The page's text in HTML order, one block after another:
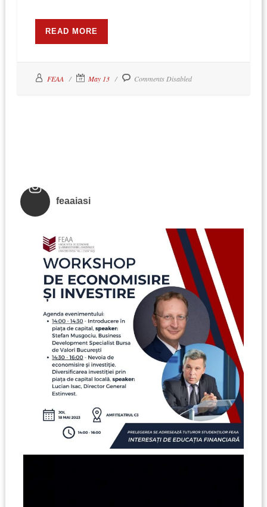
READ MORE
FEAA May 13 Comments Disabled
feaaiasi